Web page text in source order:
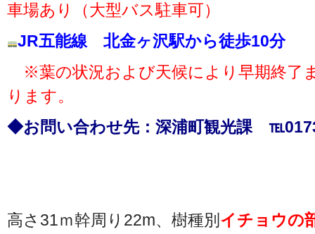
車場あり（大型バス駐車可）
JR五能線 北金ヶ沢駅から徒歩10分
※葉の状況および天候により早期終了
ります。
◆お問い合わせ先：深浦町観光課
高さ31ｍ幹周り22m、樹種別 イチョウの